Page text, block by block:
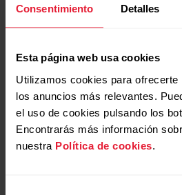
Consentimiento Detalles
Esta página web usa cookies
Utilizamos cookies para
los anuncios más relevantes.
el uso de cookies pulsando los
Encontrarás más información
nuestra Política de cookies